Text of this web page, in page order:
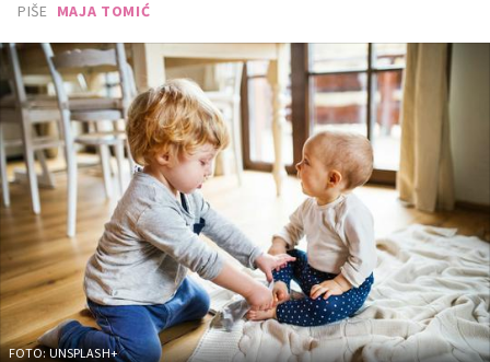
PIŠE MAJA TOMIĆ
FOTO: UNSPLASH+